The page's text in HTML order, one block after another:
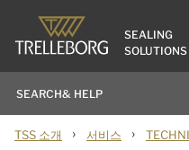
SEALING
SOLUTIONS
TSS 소개 › 서비스 ›